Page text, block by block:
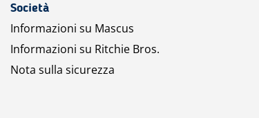
Società
Informazioni su Mascus
Informazioni su Ritchie Bros.
Nota sulla sicurezza